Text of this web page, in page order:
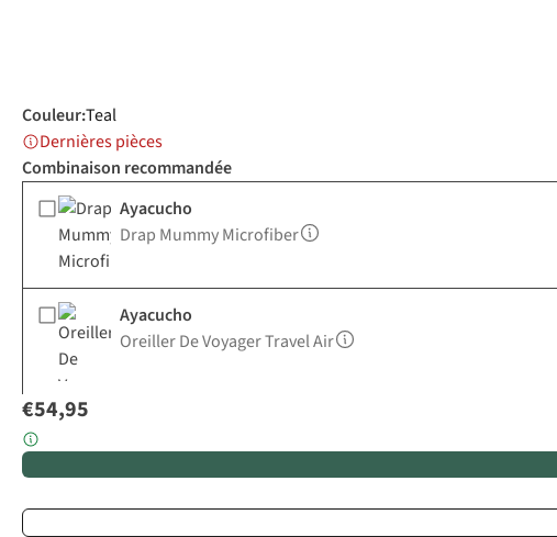
Couleur:Teal
Dernières pièces
Combinaison recommandée
Ayacucho
Drap Mummy Microfiber
Ayacucho
Oreiller De Voyager Travel Air
€54,95